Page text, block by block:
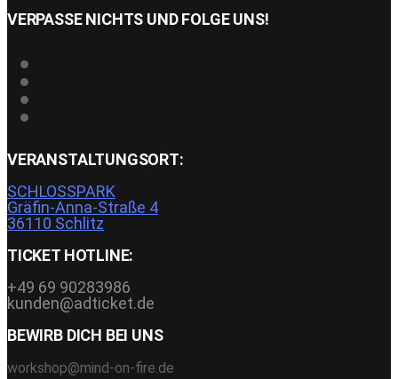
VERPASSE NICHTS UND FOLGE UNS!
VERANSTALTUNGSORT:
SCHLOSSPARK
Gräfin-Anna-Straße 4
36110 Schlitz
TICKET HOTLINE:
+49 69 90283986
kunden@adticket.de
BEWIRB DICH BEI UNS
workshop@mind-on-fire.de